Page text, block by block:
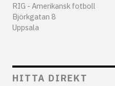
RIG - Amerikansk fotboll
Björkgatan 8
Uppsala
HITTA DIREKT